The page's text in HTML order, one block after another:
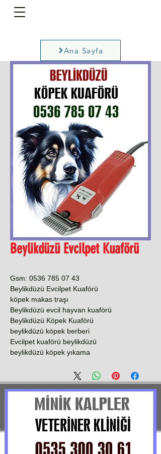
Ana Sayfa
Beylikdüzü Evcilpet Kuaförü
Gsm: 0536 785 07 43
Beylikdüzü Evcilpet Kuaförü
köpek makas traşı
Beylikdüzü evcil hayvan kuaförü
Beylikdüzü Köpek Kuaförü
beylikdüzü köpek berberi
Evcilpet kuaförü beylikdüzü
beylikdüzü köpek yıkama